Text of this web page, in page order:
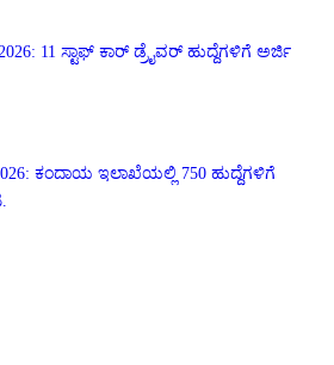
11 ಸ್ಟಾಫ್ ಕಾರ್ ಡ್ರೈವರ್ ಹುದ್ದೆಗಳಿಗೆ ಅರ್ಜಿ
2026: ಕಂದಾಯ ಇಲಾಖೆಯಲ್ಲಿ 750 ಹುದ್ದೆಗಳಿಗೆ